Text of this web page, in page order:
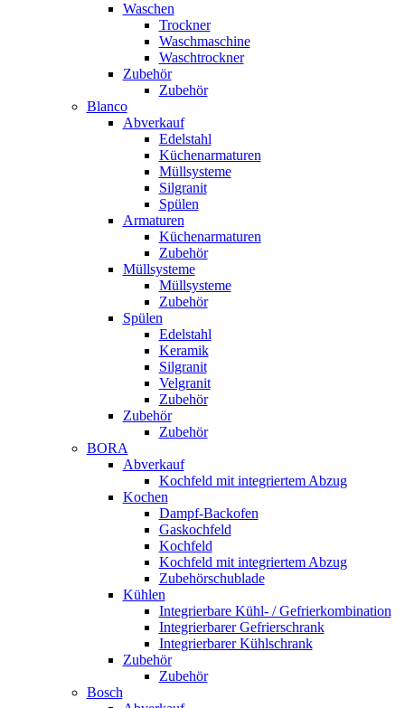
Waschen
Trockner
Waschmaschine
Waschtrockner
Zubehör
Zubehör
Blanco
Abverkauf
Edelstahl
Küchenarmaturen
Müllsysteme
Silgranit
Spülen
Armaturen
Küchenarmaturen
Zubehör
Müllsysteme
Müllsysteme
Zubehör
Spülen
Edelstahl
Keramik
Silgranit
Velgranit
Zubehör
Zubehör
Zubehör
BORA
Abverkauf
Kochfeld mit integriertem Abzug
Kochen
Dampf-Backofen
Gaskochfeld
Kochfeld
Kochfeld mit integriertem Abzug
Zubehörschublade
Kühlen
Integrierbare Kühl- / Gefrierkombination
Integrierbarer Gefrierschrank
Integrierbarer Kühlschrank
Zubehör
Zubehör
Bosch